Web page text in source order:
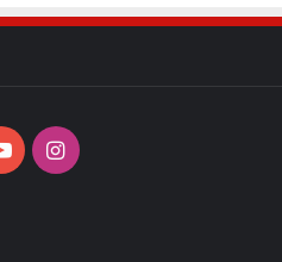
YouTubeInstagram